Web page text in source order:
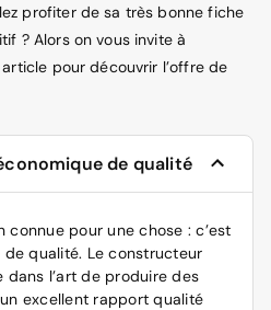
profiter de sa très bonne fiche
? Alors on vous invite à
pour découvrir l’offre de
de qualité
connue pour une chose : c’est
qualité. Le constructeur
l’art de produire des
excellent rapport qualité